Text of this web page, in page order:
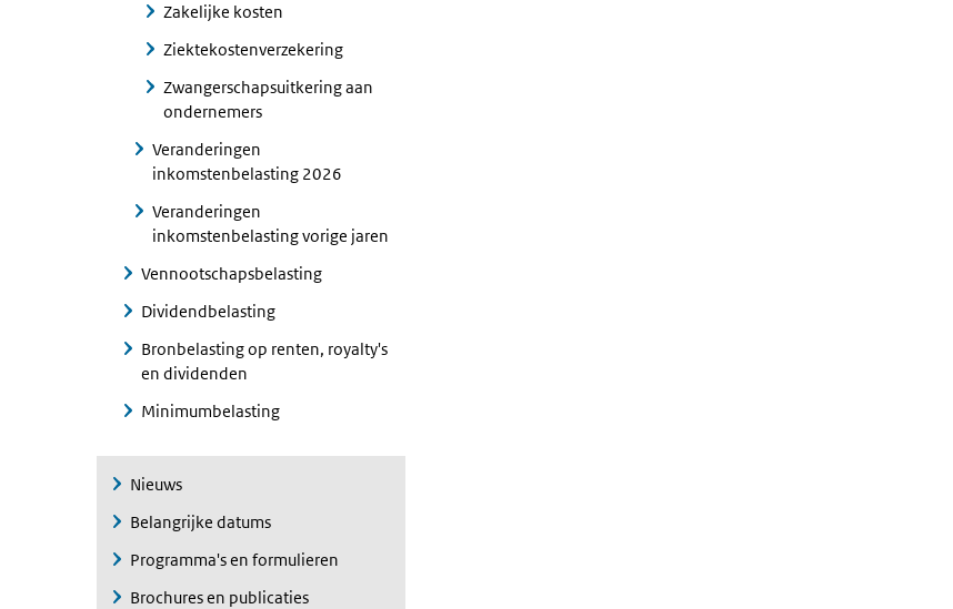
Zakelijke kosten
Ziektekostenverzekering
Zwangerschapsuitkering aan
ondernemers
Veranderingen
inkomstenbelasting 2026
Veranderingen
inkomstenbelasting vorige jaren
Vennootschapsbelasting
Dividendbelasting
Bronbelasting op renten, royalty's
en dividenden
Minimumbelasting
Nieuws
Belangrijke datums
Programma's en formulieren
Brochures en publicaties